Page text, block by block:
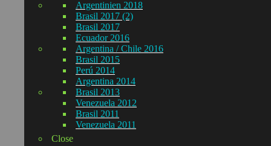
Argentinien 2018
Brasil 2017 (2)
Brasil 2017
Ecuador 2016
Argentina / Chile 2016
Brasil 2015
Perú 2014
Argentina 2014
Brasil 2013
Venezuela 2012
Brasil 2011
Venezuela 2011
Close